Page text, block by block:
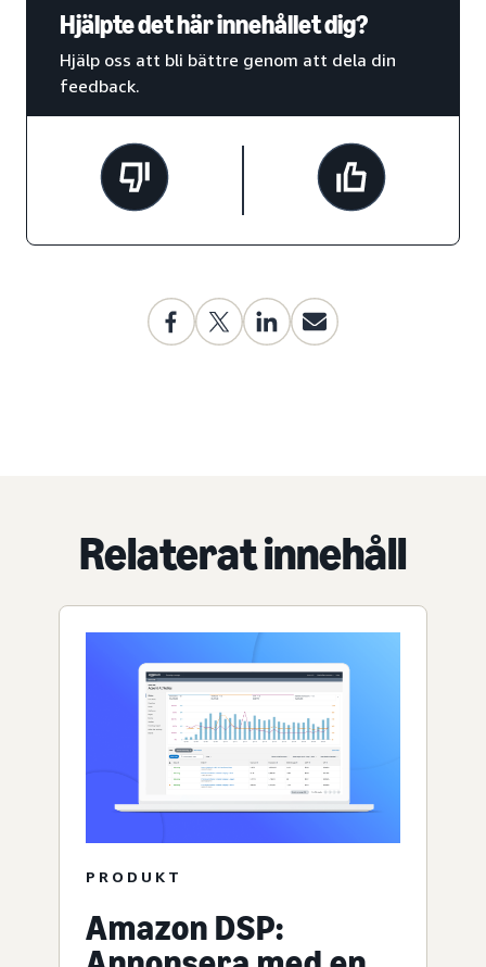
Hjälpte det här innehållet dig?
Hjälp oss att bli bättre genom att dela din
feedback.
Relaterat innehåll
PRODUKT
Amazon DSP: